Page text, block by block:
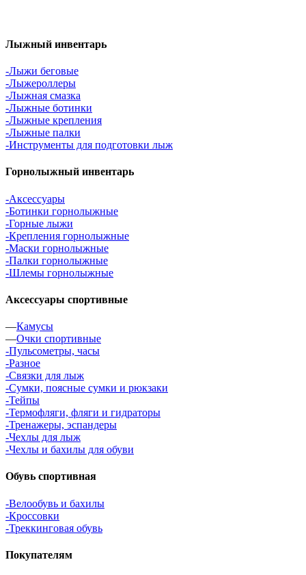
Лыжный инвентарь
-Лыжи беговые
-Лыжероллеры
-Лыжная смазка
-Лыжные ботинки
-Лыжные крепления
-Лыжные палки
-Инструменты для подготовки лыж
Горнолыжный инвентарь
-Аксессуары
-Ботинки горнолыжные
-Горные лыжи
-Крепления горнолыжные
-Маски горнолыжные
-Палки горнолыжные
-Шлемы горнолыжные
Аксессуары спортивные
—Камусы
—Очки спортивные
-Пульсометры, часы
-Разное
-Связки для лыж
-Сумки, поясные сумки и рюкзаки
-Тейпы
-Термофляги, фляги и гидраторы
-Тренажеры, эспандеры
-Чехлы для лыж
-Чехлы и бахилы для обуви
Обувь спортивная
-Велообувь и бахилы
-Кроссовки
-Треккинговая обувь
Покупателям